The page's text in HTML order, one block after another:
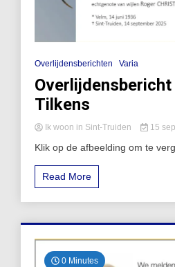
Overlijdensberichten Varia
Tilkens
Ik woon in Sint-Truiden 15
Klik op de afbeelding om te
Read More
0 Minutes